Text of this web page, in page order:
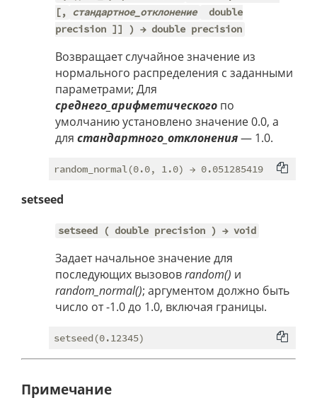
[, стандартное_отклонение
double
precision ]] ) → double precision
Возвращает случайное значение из
нормального распределения с заданными
параметрами; Для
среднего_арифметического по
умолчанию установлено значение 0.0, а
для стандартного_отклонения— 1.0.
setseed
setseed ( double precision ) → void
Задает начальное значение для
последующих вызововrandom() и
random_normal(); аргументом должно быть
число от -1.0 до 1.0, включая границы.
Примечание